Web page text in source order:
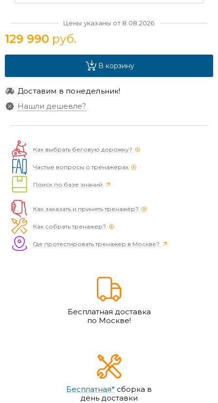
Цены указаны от 8.08.2026
129 990 руб.
В корзину
Доставим в понедельник!
Нашли дешевле?
Как выбрать беговую дорожку?
Частые вопросы о тренажерах
Поиск по базе знаний
Как заказать и принять тренажёр?
Как собрать тренажер?
Где протестировать тренажер в Москве?
Бесплатная доставка
по Москве!
Бесплатная* сборка в
день доставки